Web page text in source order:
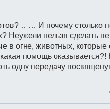
…… И почему столько
Неужели нельзя сделать
в огне, животных, которые
помощь оказывается?!
одну передачу